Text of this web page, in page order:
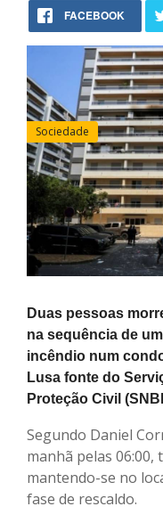
FACEBOOK
Sociedade
Duas pessoas
na sequência de
incêndio num
Lusa fonte do
Proteção Civil
Segundo Daniel
manhã pelas
mantendo-se no
fase de rescaldo.